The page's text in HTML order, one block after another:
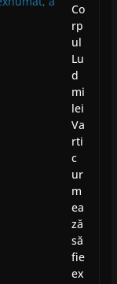
Co
rp
ul
Lu
d
mi
lei
Va
rti
c
ur
m
ea
ză
să
fie
ex